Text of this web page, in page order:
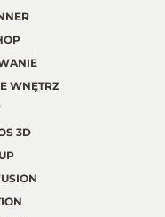
WNĘTRZ
3D